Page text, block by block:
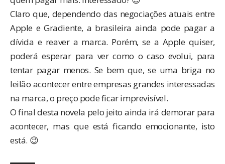
Claro que, dependendo das negociações atuais entre
Apple e Gradiente, a brasileira ainda pode pagar a
dívida e reaver a marca. Porém, se a Apple quiser,
poderá esperar para ver como o caso evolui, para
tentar pagar menos. Se bem que, se uma briga no
leilão acontecer entre empresas grandes interessadas
na marca, o preço pode ficar imprevisível.
O final desta novela pelo jeito ainda irá demorar para
acontecer, mas que está ficando emocionante, isto
está. 😉